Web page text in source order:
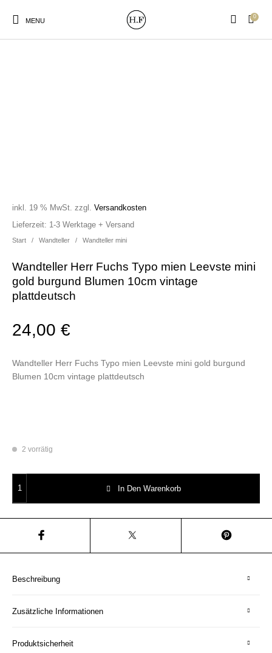
MENU
0
Poster&Notizbücher
für den Kopf
Start / Wandteller / Wandteller mini
Wandteller Herr Fuchs Typo mien Leevste mini
gold burgund Blumen 10cm vintage
plattdeutsch
24,00€
inkl. 19 % MwSt. zzgl.Versandkosten
Wandteller Herr Fuchs Typo mien Leevste mini gold burgund
Blumen 10cm vintage plattdeutsch
Lieferzeit: 1-3 Werktage + Versand
2 vorrätig
In Den Warenkorb
Beschreibung
Zusätzliche Informationen
Produktsicherheit